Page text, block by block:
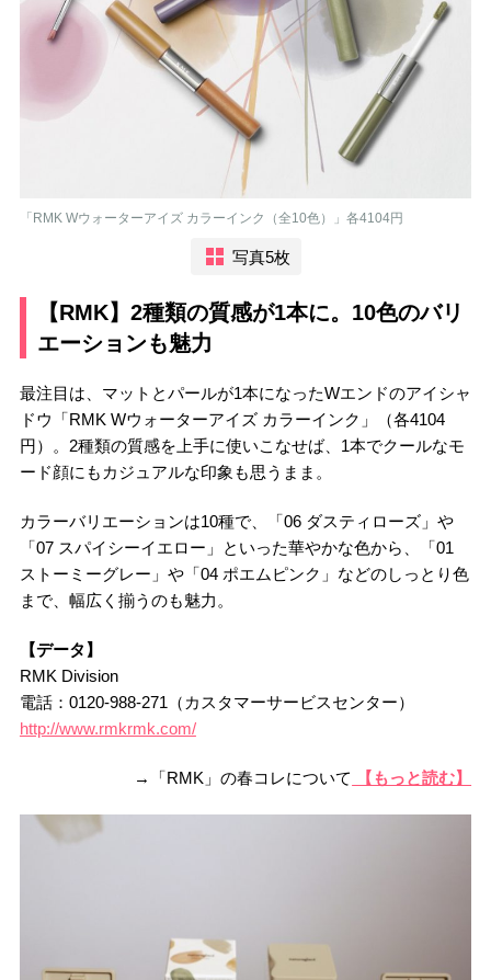
「RMK Wウォーターアイズ カラーインク（全10色）」各4104円
写真5枚
【RMK】2種類の質感が1本に。10色のバリ
エーションも魅力
最注目は、マットとパールが1本になったWエンドのアイシャ
ドウ「RMK Wウォーターアイズ カラーインク」（各4104
円）。2種類の質感を上手に使いこなせば、1本でクールなモ
ード顔にもカジュアルな印象も思うまま。
カラーバリエーションは10種で、「06 ダスティローズ」や
「07 スパイシーイエロー」といった華やかな色から、「01
ストーミーグレー」や「04 ポエムピンク」などのしっとり色
まで、幅広く揃うのも魅力。
【データ】
RMK Division
電話：0120-988-271（カスタマーサービスセンター）
http://www.rmkrmk.com/
→「RMK」の春コレについて 【もっと読む】